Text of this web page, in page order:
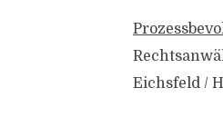
Eichsfeld /